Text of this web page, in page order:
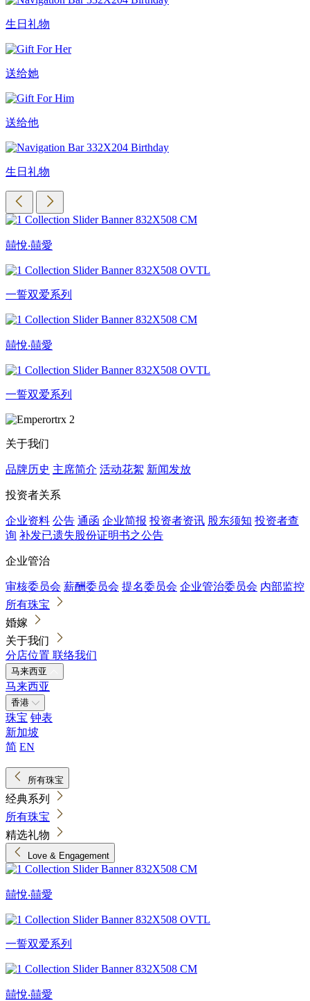
生日礼物
送给她
送给他
生日礼物
囍悅‧囍愛
一誓双爱系列
囍悅‧囍愛
一誓双爱系列
关于我们
品牌历史 主席简介 活动花絮 新闻发放
投资者关系
企业资料 公告 通函 企业简报 投资者资讯 股东须知 投资者查
询 补发已遗失股份证明书之公告
企业管治
审核委员会 薪酬委员会 提名委员会 企业管治委员会 内部监控
所有珠宝
婚嫁
关于我们
分店位置 联络我们
马来西亚
马来西亚
香港
珠宝 钟表
新加坡
简 EN
所有珠宝
经典系列
所有珠宝
精选礼物
Love & Engagement
囍悅‧囍愛
一誓双爱系列
囍悅‧囍愛